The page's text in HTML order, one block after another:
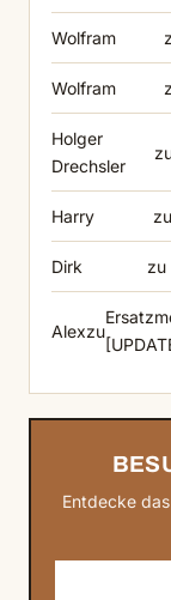
Wolfram
Wolfram
Holger
Drechsler
Harry zu
Dirk zu
Alexzu
Entdecke